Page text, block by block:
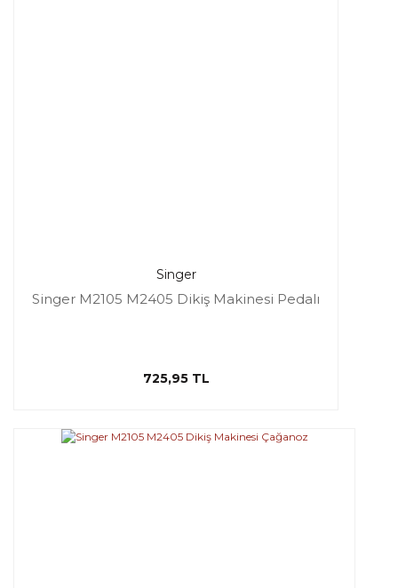
Singer
Singer M2105 M2405 Dikiş Makinesi Pedalı
725,95 TL